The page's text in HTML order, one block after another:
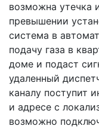
возможна утечка
превышении
система в
подачу газа в
доме и подаст
удаленный
каналу поступит
и адресе с
возможно